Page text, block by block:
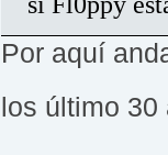
Por aquí
los último